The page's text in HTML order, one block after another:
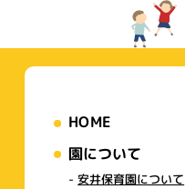
HOME
園について
安井保育園について